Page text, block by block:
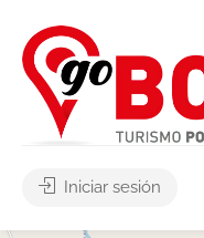
Iniciar sesión